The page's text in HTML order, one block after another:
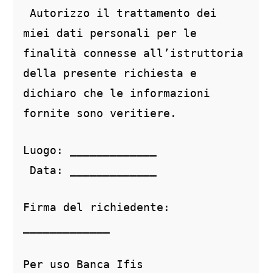
Autorizzo il trattamento dei
miei dati personali per le
finalità connesse all’istruttoria
della presente richiesta e
dichiaro che le informazioni
fornite sono veritiere.
Luogo: _____________
Data: _____________
Firma del richiedente:
Per uso Banca Ifis